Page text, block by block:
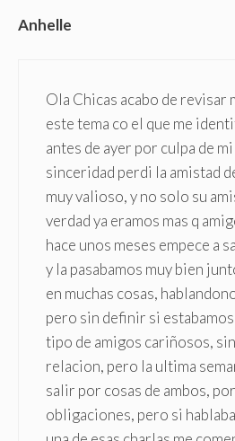
Anhelle
Ola Chicas acabo de revisar
este tema co el que me
antes de ayer por culpa de
sinceridad perdi la amistad
muy valioso, y no solo su
verdad ya eramos mas q
hace unos meses empece a
y la pasabamos muy bien
en muchas cosas,
pero sin definir si
tipo de amigos cariñosos,
relacion, pero la ultima
salir por cosas de ambos,
obligaciones, pero si